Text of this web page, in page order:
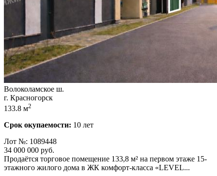
Волоколамское ш.
г. Красногорск
133.8 м2
Срок окупаемости: 10 лет
Лот №: 1089448
34 000 000 руб.
Продаётся торговое помещение 133,­8 м² на первом этаже 15-
этажного жилого дома в ЖК комфорт-класса «LEVEL...